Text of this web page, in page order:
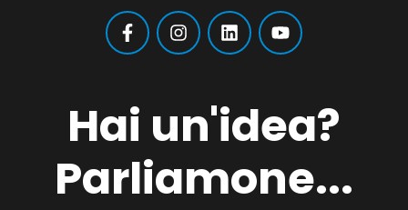
Hai un'idea?
Parliamone...